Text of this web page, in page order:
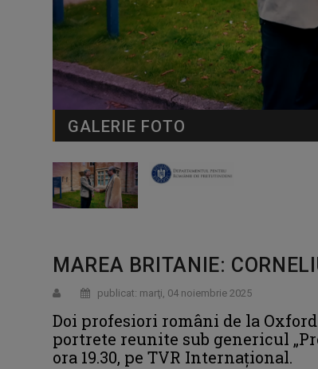
GALERIE FOTO
MAREA BRITANIE:
publicat: marţi, 04 noiembrie 2025
Doi profesiori români de la
portrete reunite sub genericul
ora 19.30, pe TVR Internațional.